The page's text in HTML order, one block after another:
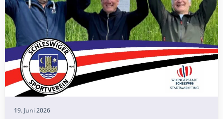
19. Juni 2026